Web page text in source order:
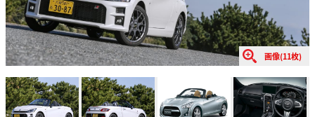
画像(11枚)